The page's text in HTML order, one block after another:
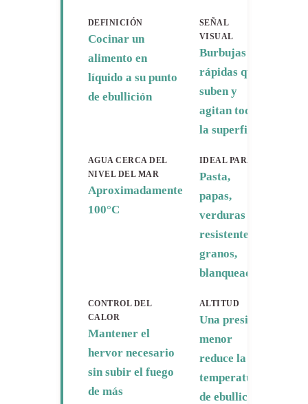
DEFINICIÓN
Cocinar un
alimento en
líquido a su punto
de ebullición
SEÑAL
VISUAL
Burbujas
rápidas que
suben y
agitan toda
la superficie
AGUA CERCA DEL
NIVEL DEL MAR
Aproximadamente
100°C
IDEAL PARA
Pasta,
papas,
verduras
resistentes,
granos,
blanqueado
CONTROL DEL
CALOR
Mantener el
hervor necesario
sin subir el fuego
de más
ALTITUD
Una presión
menor
reduce la
temperatura
de ebullición